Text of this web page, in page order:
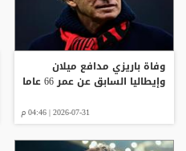
وفاة باريزي مدافع ميلان
وإيطاليا السابق عن عمر 66 عاما
2026-07-31 | 04:46 م